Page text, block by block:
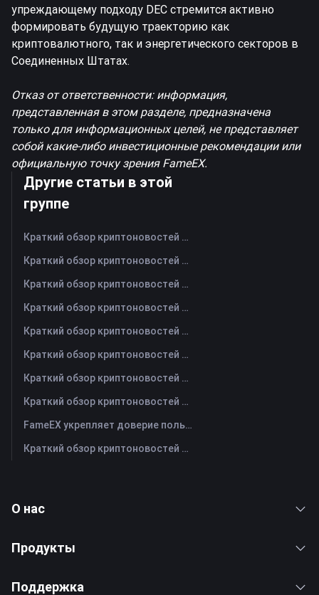
упреждающему подходу DEC стремится активно
формировать будущую траекторию как
криптовалютного, так и энергетического секторов в
Соединенных Штатах.
Отказ от ответственности: информация,
представленная в этом разделе, предназначена
только для информационных целей, не представляет
собой какие-либо инвестиционные рекомендации или
официальную точку зрения FameEX.
Другие статьи в этой
группе
Краткий обзор криптоновостей FameEX за сегодня | 7 августа 2026 г
Краткий обзор криптоновостей FameEX за сегодня | 6 августа 2026 г
Краткий обзор криптоновостей FameEX за сегодня | 5 августа 2026 г
Краткий обзор криптоновостей FameEX за сегодня | 4 августа 2026 г
Краткий обзор криптоновостей FameEX за сегодня | 3 августа 2026 г
Краткий обзор криптоновостей FameEX за сегодня | 31 июля 2026 г
Краткий обзор криптоновостей FameEX за сегодня | 30 июля 2026 г
Краткий обзор криптоновостей FameEX за сегодня | 29 июля 2026 г
FameEX укрепляет доверие пользователей благодаря восьми годам стабильной работы и глобальному росту
Краткий обзор криптоновостей FameEX за сегодня | 28 июля 2026 г
О нас
Продукты
Поддержка